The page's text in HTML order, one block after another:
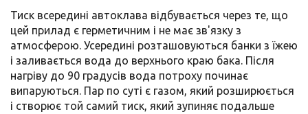
Тиск всередині автоклава відбувається через те, що
цей прилад є герметичним і не має зв'язку з
атмосферою. Усередині розташовуються банки з їжею
і заливається вода до верхнього краю бака. Після
нагріву до 90 градусів вода потроху починає
випаруються. Пар по суті є газом, який розширюється
і створює той самий тиск, який зупиняє подальше